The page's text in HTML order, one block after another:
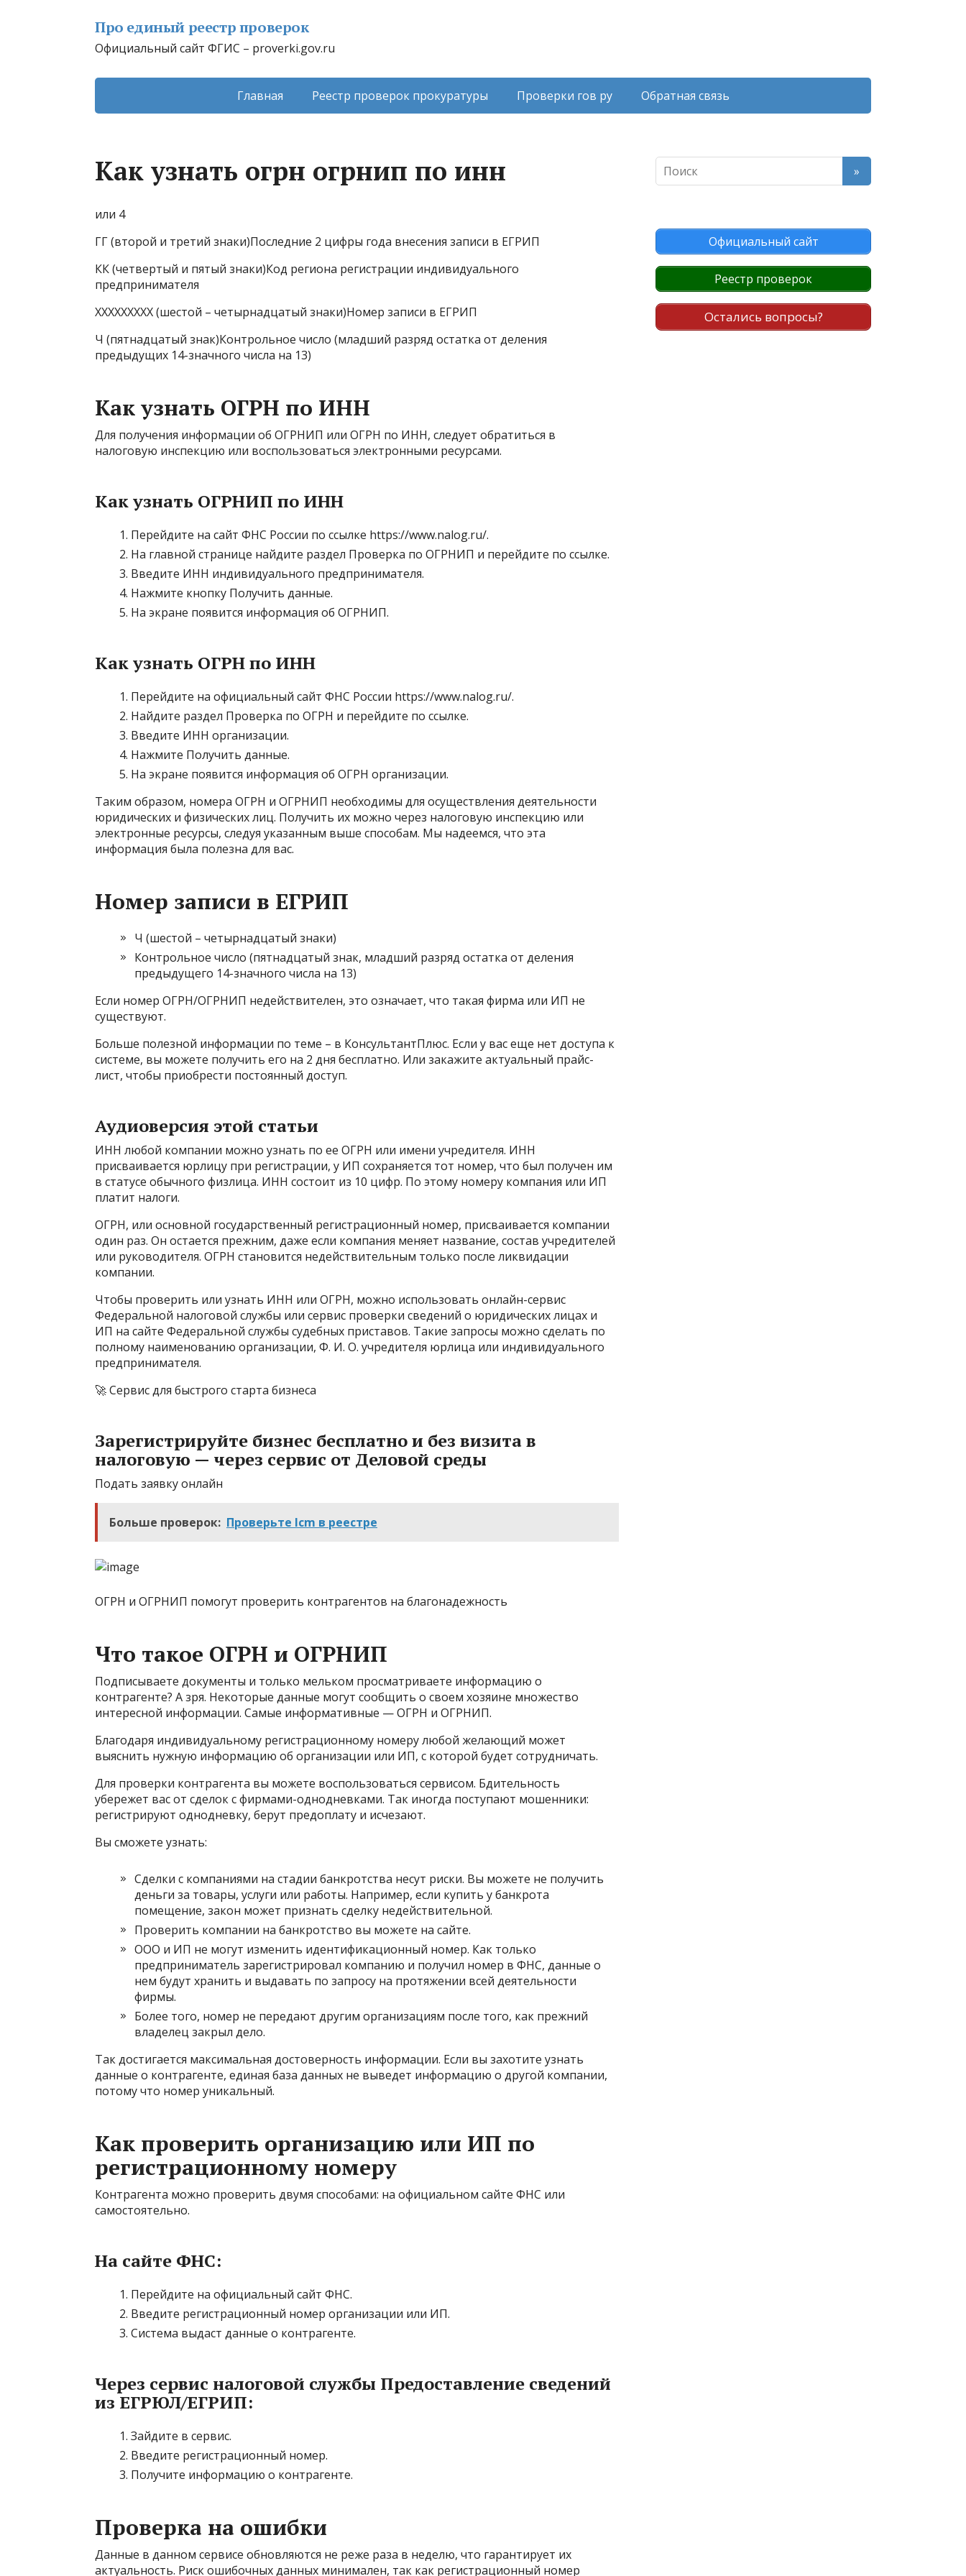
Про единый реестр проверок
Официальный сайт ФГИС – proverki.gov.ru
Главная Реестр проверок прокуратуры Проверки гов ру Обратная связь
Как узнать огрн огрнип по инн
или 4
ГГ (второй и третий знаки)Последние 2 цифры года внесения записи в ЕГРИП
КК (четвертый и пятый знаки)Код региона регистрации индивидуального
предпринимателя
ХХХХХХХХХ (шестой – четырнадцатый знаки)Номер записи в ЕГРИП
Ч (пятнадцатый знак)Контрольное число (младший разряд остатка от деления
предыдущих 14-значного числа на 13)
Как узнать ОГРН по ИНН
Для получения информации об ОГРНИП или ОГРН по ИНН, следует обратиться в
налоговую инспекцию или воспользоваться электронными ресурсами.
Как узнать ОГРНИП по ИНН
Перейдите на сайт ФНС России по ссылке https://www.nalog.ru/.
На главной странице найдите раздел Проверка по ОГРНИП и перейдите по ссылке.
Введите ИНН индивидуального предпринимателя.
Нажмите кнопку Получить данные.
На экране появится информация об ОГРНИП.
Как узнать ОГРН по ИНН
Перейдите на официальный сайт ФНС России https://www.nalog.ru/.
Найдите раздел Проверка по ОГРН и перейдите по ссылке.
Введите ИНН организации.
Нажмите Получить данные.
На экране появится информация об ОГРН организации.
Таким образом, номера ОГРН и ОГРНИП необходимы для осуществления деятельности
юридических и физических лиц. Получить их можно через налоговую инспекцию или
электронные ресурсы, следуя указанным выше способам. Мы надеемся, что эта
информация была полезна для вас.
Номер записи в ЕГРИП
Ч (шестой – четырнадцатый знаки)
Контрольное число (пятнадцатый знак, младший разряд остатка от деления
предыдущего 14-значного числа на 13)
Если номер ОГРН/ОГРНИП недействителен, это означает, что такая фирма или ИП не
существуют.
Больше полезной информации по теме – в КонсультантПлюс. Если у вас еще нет доступа к
системе, вы можете получить его на 2 дня бесплатно. Или закажите актуальный прайс-
лист, чтобы приобрести постоянный доступ.
Аудиоверсия этой статьи
ИНН любой компании можно узнать по ее ОГРН или имени учредителя. ИНН
присваивается юрлицу при регистрации, у ИП сохраняется тот номер, что был получен им
в статусе обычного физлица. ИНН состоит из 10 цифр. По этому номеру компания или ИП
платит налоги.
ОГРН, или основной государственный регистрационный номер, присваивается компании
один раз. Он остается прежним, даже если компания меняет название, состав учредителей
или руководителя. ОГРН становится недействительным только после ликвидации
компании.
Чтобы проверить или узнать ИНН или ОГРН, можно использовать онлайн-сервис
Федеральной налоговой службы или сервис проверки сведений о юридических лицах и
ИП на сайте Федеральной службы судебных приставов. Такие запросы можно сделать по
полному наименованию организации, Ф. И. О. учредителя юрлица или индивидуального
предпринимателя.
🚀 Сервис для быстрого старта бизнеса
Зарегистрируйте бизнес бесплатно и без визита в
налоговую — через сервис от Деловой среды
Подать заявку онлайн
Больше проверок: Проверьте lcm в реестре
ОГРН и ОГРНИП помогут проверить контрагентов на благонадежность
Что такое ОГРН и ОГРНИП
Подписываете документы и только мельком просматриваете информацию о
контрагенте? А зря. Некоторые данные могут сообщить о своем хозяине множество
интересной информации. Самые информативные — ОГРН и ОГРНИП.
Благодаря индивидуальному регистрационному номеру любой желающий может
выяснить нужную информацию об организации или ИП, с которой будет сотрудничать.
Для проверки контрагента вы можете воспользоваться сервисом. Бдительность
убережет вас от сделок с фирмами-однодневками. Так иногда поступают мошенники:
регистрируют однодневку, берут предоплату и исчезают.
Вы сможете узнать:
Сделки с компаниями на стадии банкротства несут риски. Вы можете не получить
деньги за товары, услуги или работы. Например, если купить у банкрота
помещение, закон может признать сделку недействительной.
Проверить компании на банкротство вы можете на сайте.
ООО и ИП не могут изменить идентификационный номер. Как только
предприниматель зарегистрировал компанию и получил номер в ФНС, данные о
нем будут хранить и выдавать по запросу на протяжении всей деятельности
фирмы.
Более того, номер не передают другим организациям после того, как прежний
владелец закрыл дело.
Так достигается максимальная достоверность информации. Если вы захотите узнать
данные о контрагенте, единая база данных не выведет информацию о другой компании,
потому что номер уникальный.
Как проверить организацию или ИП по
регистрационному номеру
Контрагента можно проверить двумя способами: на официальном сайте ФНС или
самостоятельно.
На сайте ФНС:
Перейдите на официальный сайт ФНС.
Введите регистрационный номер организации или ИП.
Система выдаст данные о контрагенте.
Через сервис налоговой службы Предоставление сведений
из ЕГРЮЛ/ЕГРИП:
Зайдите в сервис.
Введите регистрационный номер.
Получите информацию о контрагенте.
Проверка на ошибки
Данные в данном сервисе обновляются не реже раза в неделю, что гарантирует их
актуальность. Риск ошибочных данных минимален, так как регистрационный номер
Официальный сайт
Реестр проверок
Остались вопросы?